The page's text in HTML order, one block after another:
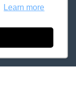
Learn more